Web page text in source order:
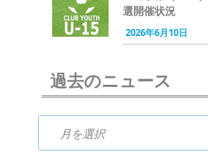
選開催状況
2026年6月10日
過去のニュース